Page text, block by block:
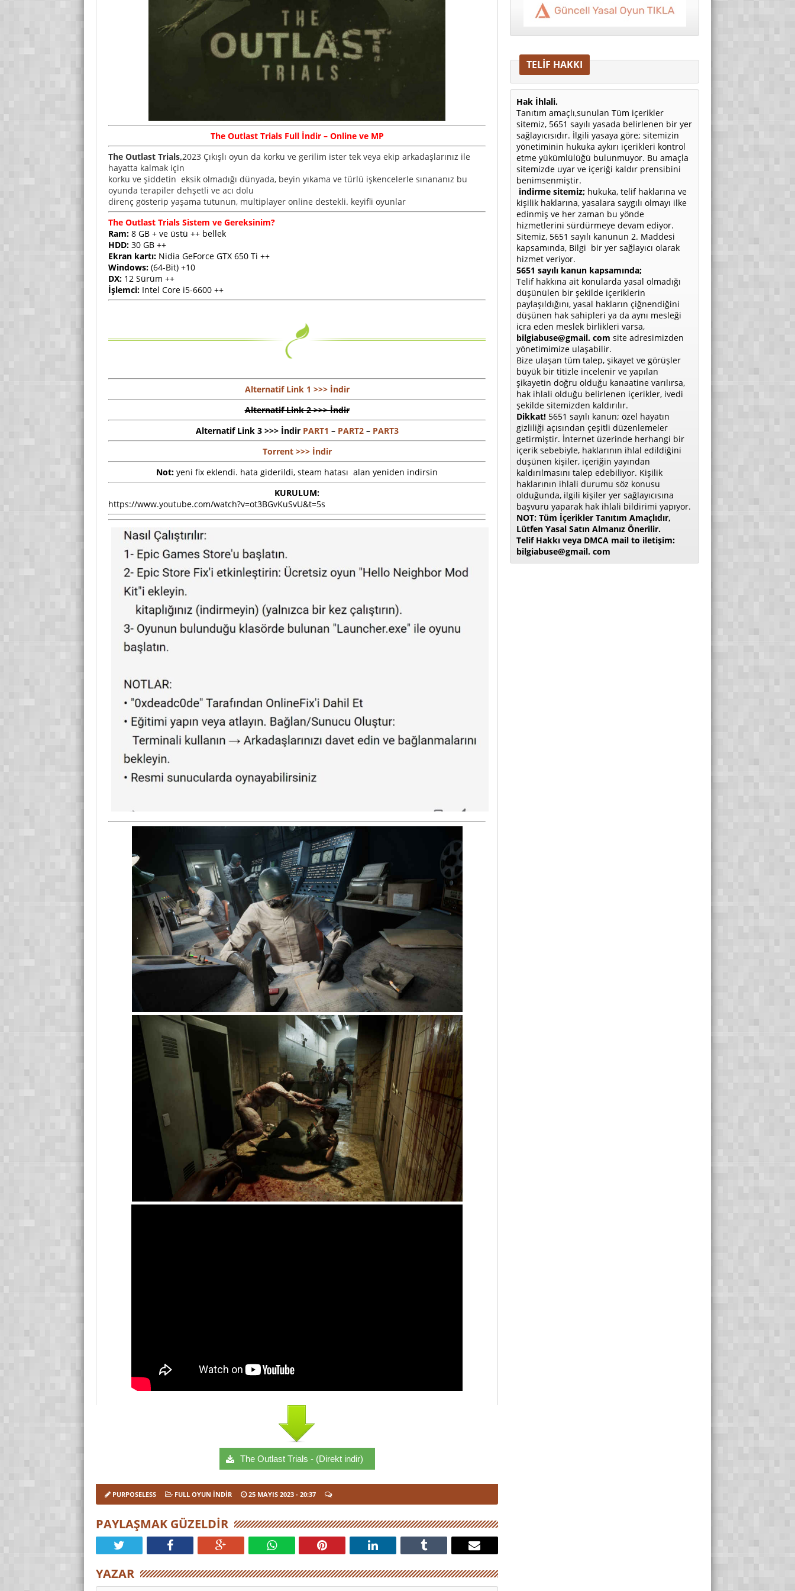
The Outlast TrialsFullİndir – Online ve MP
The Outlast Trials,2023 Çıkışlı oyun da korku ve gerilim ister tek veya ekip arkadaşlarınız ile
hayatta kalmak için
korku ve şiddetin eksik olmadığı dünyada, beyin yıkama ve türlü işkencelerle sınananız bu
oyunda terapiler dehşetli ve acı dolu
direnç gösterip yaşama tutunun, multiplayer online destekli. keyifli oyunlar
The Outlast Trials Sistem ve Gereksinim?
Ram: 8 GB + ve üstü ++ bellek
HDD: 30 GB ++
Ekran kartı: Nidia GeForce GTX 650 Ti ++
Windows: (64-Bit) +10
DX: 12 Sürüm ++
İşlemci: Intel Core i5-6600 ++
Alternatif Link 1 >>> İndir
Alternatif Link 2 >>> İndir
Alternatif Link 3 >>> İndir PART1 – PART2– PART3
Torrent >>> İndir
Not: yeni fix eklendi. hata giderildi, steam hatası alan yeniden indirsin
KURULUM:
https://www.youtube.com/watch?v=ot3BGvKuSvU&t=5s
The Outlast Trials - (Direkt indir)
PURPOSELESS FULL OYUN İNDIR 25 MAYIS 2023 - 20:37
PAYLAŞMAK GÜZELDIR
YAZAR
TELİF HAKKI
Hak İhlali.
Tanıtım amaçlı,sunulan Tüm içerikler
sitemiz, 5651 sayılı yasada belirlenen bir yer
sağlayıcısıdır. İlgili yasaya göre; sitemizin
yönetiminin hukuka aykırı içerikleri kontrol
etme yükümlülüğü bulunmuyor. Bu amaçla
sitemizde uyar ve içeriği kaldır prensibini
benimsenmiştir.
indirme sitemiz; hukuka, telif haklarına ve
kişilik haklarına, yasalara saygılı olmayı ilke
edinmiş ve her zaman bu yönde
hizmetlerini sürdürmeye devam ediyor.
Sitemiz, 5651 sayılı kanunun 2. Maddesi
kapsamında, Bilgi bir yer sağlayıcı olarak
hizmet veriyor.
5651 sayılı kanun kapsamında;
Telif hakkına ait konularda yasal olmadığı
düşünülen bir şekilde içeriklerin
paylaşıldığını, yasal hakların çiğnendiğini
düşünen hak sahipleri ya da aynı mesleği
icra eden meslek birlikleri varsa,
bilgiabuse@gmail. com site adresimizden
yönetimimize ulaşabilir.
Bize ulaşan tüm talep, şikayet ve görüşler
büyük bir titizle incelenir ve yapılan
şikayetin doğru olduğu kanaatine varılırsa,
hak ihlali olduğu belirlenen içerikler, ivedi
şekilde sitemizden kaldırılır.
Dikkat! 5651 sayılı kanun; özel hayatın
gizliliği açısından çeşitli düzenlemeler
getirmiştir. İnternet üzerinde herhangi bir
içerik sebebiyle, haklarının ihlal edildiğini
düşünen kişiler, içeriğin yayından
kaldırılmasını talep edebiliyor. Kişilik
haklarının ihlali durumu söz konusu
olduğunda, ilgili kişiler yer sağlayıcısına
başvuru yaparak hak ihlali bildirimi yapıyor.
NOT: Tüm İçerikler Tanıtım Amaçlıdır,
Lütfen Yasal Satın Almanız Önerilir.
Telif Hakkı veya DMCA mail to iletişim:
bilgiabuse@gmail. com